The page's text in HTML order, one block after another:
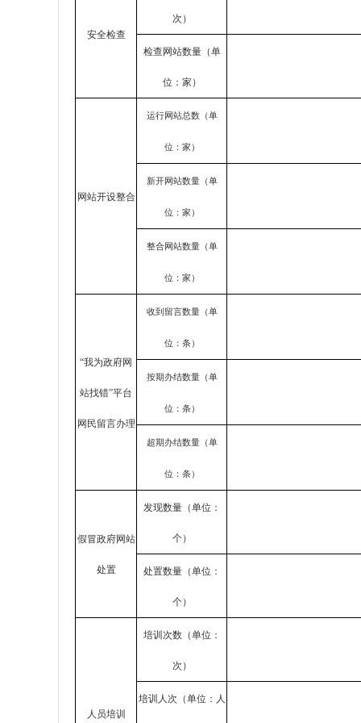
安全检查
次）
检查网站数量（单
位：家）
网站开设整合
运行网站总数（单
位：家）
新开网站数量（单
位：家）
整合网站数量（单
位：家）
“我为政府网
站找错”平台
网民留言办理
收到留言数量（单
位：条）
按期办结数量（单
位：条）
超期办结数量（单
位：条）
假冒政府网站
处置
发现数量（单位：
个）
处置数量（单位：
个）
人员培训
培训次数（单位：
次）
培训人次（单位：人